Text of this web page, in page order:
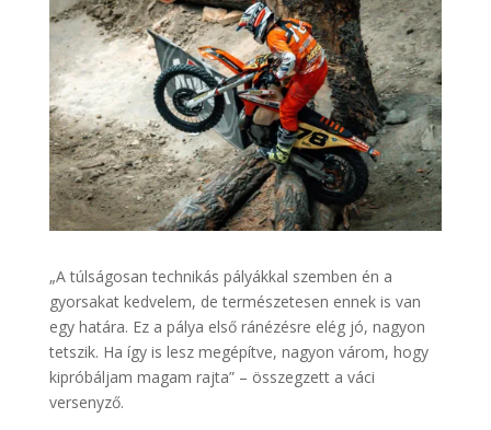
„A túlságosan technikás pályákkal szemben én a
gyorsakat kedvelem, de természetesen ennek is van
egy határa. Ez a pálya első ránézésre elég jó, nagyon
tetszik. Ha így is lesz megépítve, nagyon várom, hogy
kipróbáljam magam rajta” – összegzett a váci
versenyző.